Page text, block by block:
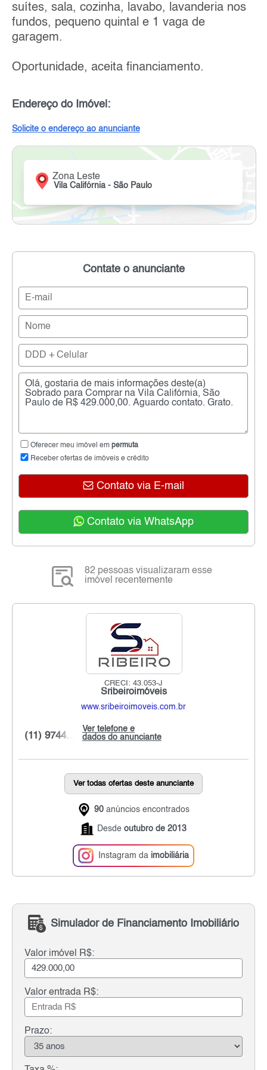
suítes, sala, cozinha, lavabo, lavanderia nos
fundos, pequeno quintal e 1 vaga de
garagem.
Oportunidade, aceita financiamento.
Endereço do Imóvel:
Solicite o endereço ao anunciante
Zona Leste
Vila Califórnia - São Paulo
Contate o anunciante
Oferecer meu imóvel em permuta
Receber ofertas de imóveis e crédito
Contato via E-mail
Contato via WhatsApp
82 pessoas visualizaram esse
imóvel recentemente
CRECI: 43.053-J
Sribeiroimóveis
www.sribeiroimoveis.com.br
Ver telefone e
dados do anunciante
(11) 9744...
Ver todas ofertas deste anunciante
90 anúncios encontrados
Desde outubro de 2013
Instagram da imobiliária
Simulador de Financiamento Imobiliário
Valor imóvel R$:
Valor entrada R$:
Prazo: